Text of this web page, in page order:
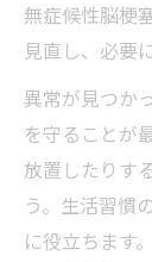
無症候性脳梗
見直し、必要
異常が見つか
を守ることが
放置したりす
う。生活習慣
に役立ちます